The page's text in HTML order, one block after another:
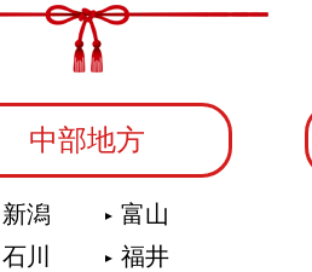
中部地方
新潟
富山
石川
福井